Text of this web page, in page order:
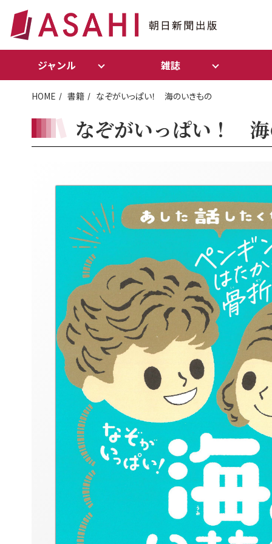
ジャンル 雑誌
HOME 書籍 なぞがいっぱい！ 海のいきもの
なぞがいっぱい！